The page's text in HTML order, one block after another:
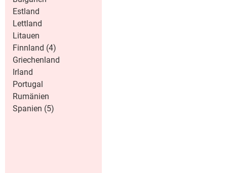
Estland
Lettland
Litauen
Finnland (4)
Griechenland
Irland
Portugal
Rumänien
Spanien (5)